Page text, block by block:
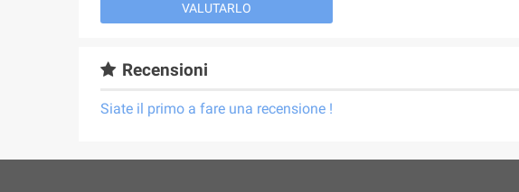
VALUTARLO
Recensioni
Siate il primo a fare una recensione !